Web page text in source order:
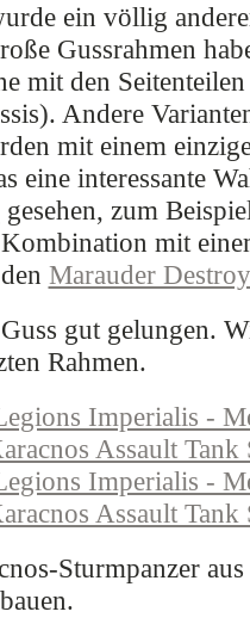
ein völlig
Gussrahmen
mit den
Andere
mit einem
eine interessante
gesehen, zum
mit
Marauder
gut gelungen.
Rahmen.
Sturmpanzer